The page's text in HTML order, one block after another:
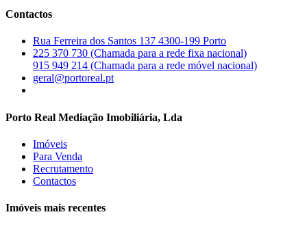
Contactos
Rua Ferreira dos Santos 137 4300-199 Porto
225 370 730 (Chamada para a rede fixa nacional)
915 949 214 (Chamada para a rede móvel nacional)
geral@portoreal.pt
Porto Real Mediação Imobiliária, Lda
Imóveis
Para Venda
Recrutamento
Contactos
Imóveis mais recentes